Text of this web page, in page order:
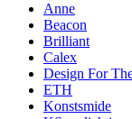
Anne
Beacon
Brilliant
Calex
Design For
ETH
Konstsmide